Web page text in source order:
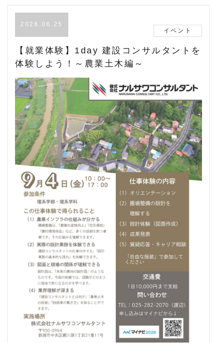
2026.06.25
イベント
【就業体験】1day 建設コンサルタントを
体験しよう！～農業土木編～